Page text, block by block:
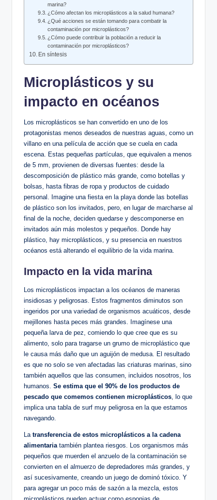
marina?
¿Cómo afectan los microplásticos a la salud humana?
¿Qué acciones se están tomando para combatir la
contaminación por microplásticos?
¿Cómo puede contribuir la población a reducir la
contaminación por microplásticos?
En síntesis
Microplásticos y su
impacto en océanos
Los microplásticos se han convertido en uno de los
protagonistas menos deseados de nuestras aguas, como un
villano en una película de acción que se cuela en cada
escena. Estas pequeñas partículas, que equivalen a menos
de 5 mm, provienen de diversas fuentes: desde la
descomposición de plástico más grande, como botellas y
bolsas, hasta fibras de ropa y productos de cuidado
personal. Imagine una fiesta en la playa donde las botellas
de plástico son los invitados, pero, en lugar de marcharse al
final de la noche, deciden quedarse y descomponerse en
invitados aún más molestos y pequeños. Donde hay
plástico, hay microplásticos, y su presencia en nuestros
océanos está alterando el equilibrio de la vida marina.
Impacto en la vida marina
Los microplásticos impactan a los océanos de maneras
insidiosas y peligrosas. Estos fragmentos diminutos son
ingeridos por una variedad de organismos acuáticos, desde
mejillones hasta peces más grandes. Imagínese una
pequeña larva de pez, comiendo lo que cree que es su
alimento, solo para tragarse un grumo de microplástico que
le causa más daño que un aguijón de medusa. El resultado
es que no solo se ven afectadas las criaturas marinas, sino
también aquellos que las consumen, incluidos nosotros, los
humanos. Se estima que el 90% de los productos de
pescado que comemos contienen microplásticos, lo que
implica una tabla de surf muy peligrosa en la que estamos
navegando.
La transferencia de estos microplásticos a la cadena
alimentariatambién plantea riesgos. Los organismos más
pequeños que muerden el anzuelo de la contaminación se
convierten en el almuerzo de depredadores más grandes, y
así sucesivamente, creando un juego de dominó tóxico. Y
para agregar un poco más de sazón a la mezcla, estos